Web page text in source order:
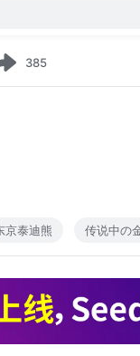
385
京泰迪熊 传说中の